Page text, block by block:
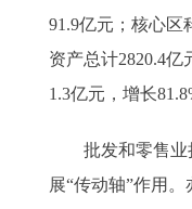
91.9亿元；核心区
资产总计2820.4亿
1.3亿元，增长
批发和零售业
展“传动轴”作用